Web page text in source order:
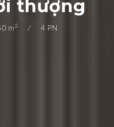
thượng
m 2 4 PN